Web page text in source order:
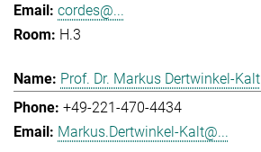
cordes@...
H.3
Prof. Dr. Markus Dertwinkel-Kalt
+49-221-470-4434
Markus.Dertwinkel-Kalt@...